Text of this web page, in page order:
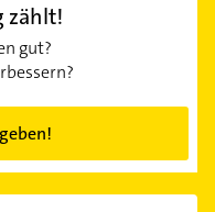
zählt!
gut?